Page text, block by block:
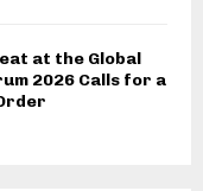
at the Global
2026 Calls for a